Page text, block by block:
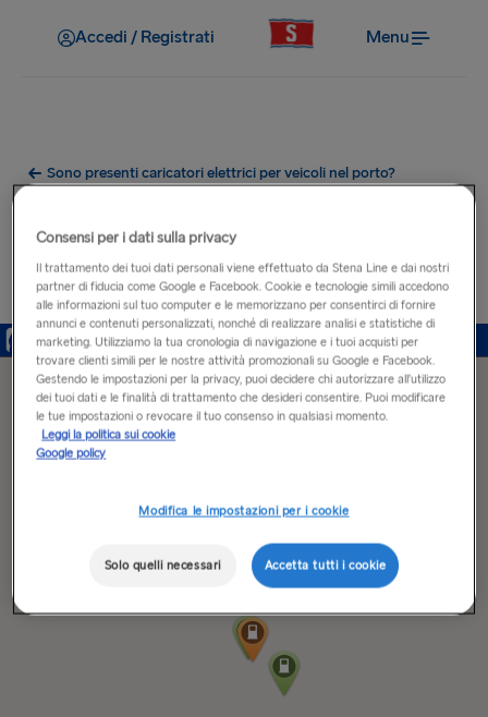
Accedi / Registrati Menu
Sono presenti caricatori elettrici per veicoli nel porto?
elettriche vicino al porto di
Fishguard
Consensi per i dati sulla privacy
Il trattamento dei tuoi dati personali viene effettuato da Stena Line e dai nostri
partner di fiducia come Google e Facebook. Cookie e tecnologie simili accedono
alle informazioni sul tuo computer e le memorizzano per consentirci di fornire
annunci e contenuti personalizzati, nonché di realizzare analisi e statistiche di
marketing. Utilizziamo la tua cronologia di navigazione e i tuoi acquisti per
trovare clienti simili per le nostre attività promozionali su Google e Facebook.
Gestendo le impostazioni per la privacy, puoi decidere chi autorizzare all’utilizzo
dei tuoi dati e le finalità di trattamento che desideri consentire. Puoi modificare
le tue impostazioni o revocare il tuo consenso in qualsiasi momento.
Leggi la politica sui cookie
Google policy
Modifica le impostazioni per i cookie
Solo quelli necessari Accetta tutti i cookie